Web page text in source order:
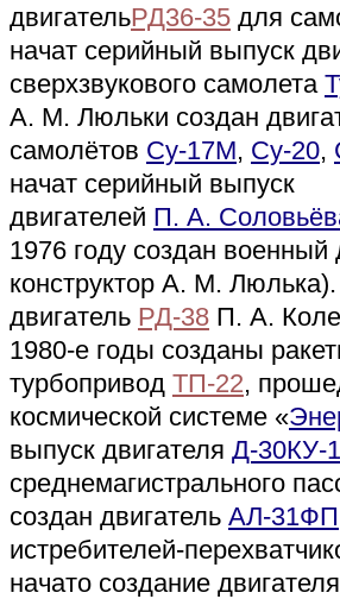
двигательРД36-35 для
начат серийный выпуск
сверхзвукового самолета
А. М. Люльки создан
самолётов Су-17М, Су-20,
начат серийный выпуск
двигателей П. А.
1976 году создан военный
конструктор А. М.
двигатель РД-38 П. А.
1980-е годы созданы
турбопривод ТП-22,
космической системе «
выпуск двигателя Д-30КУ-
среднемагистрального
создан двигатель АЛ-31ФП
истребителей-
начато создание двигателя